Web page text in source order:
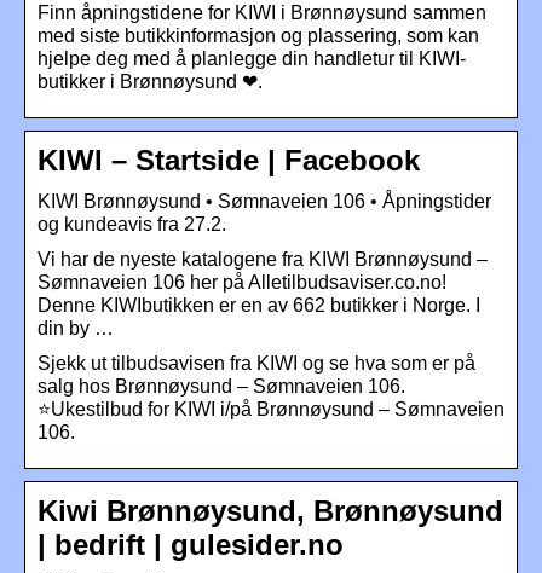
Finn åpningstidene for KIWI i Brønnøysund sammen
med siste butikkinformasjon og plassering, som kan
hjelpe deg med å planlegge din handletur til KIWI-
butikker i Brønnøysund ❤.
KIWI – Startside | Facebook
KIWI Brønnøysund • Sømnaveien 106 • Åpningstider
og kundeavis fra 27.2.
Vi har de nyeste katalogene fra KIWI Brønnøysund –
Sømnaveien 106 her på Alletilbudsaviser.co.no!
Denne KIWIbutikken er en av 662 butikker i Norge. I
din by …
Sjekk ut tilbudsavisen fra KIWI og se hva som er på
salg hos Brønnøysund – Sømnaveien 106.
⭐Ukestilbud for KIWI i/på Brønnøysund – Sømnaveien
106.
Kiwi Brønnøysund, Brønnøysund
| bedrift | gulesider.no